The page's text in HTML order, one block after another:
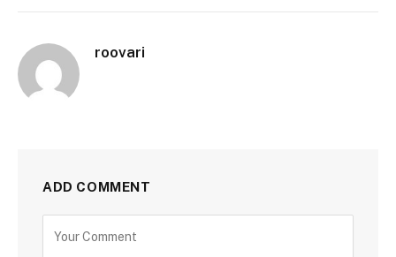
roovari
ADD COMMENT